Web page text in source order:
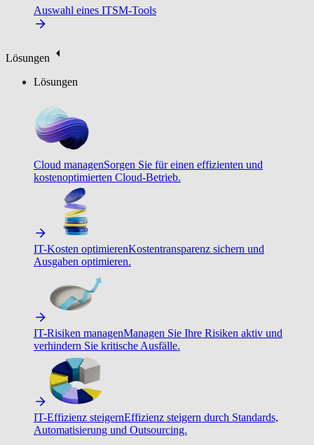
Auswahl eines ITSM-Tools
Lösungen
Lösungen
Cloud managenSorgen Sie für einen effizienten und
kostenoptimierten Cloud-Betrieb.
IT-Kosten optimierenKostentransparenz sichern und
Ausgaben optimieren.
IT-Risiken managenManagen Sie Ihre Risiken aktiv und
verhindern Sie kritische Ausfälle.
IT-Effizienz steigernEffizienz steigern durch Standards,
Automatisierung und Outsourcing.